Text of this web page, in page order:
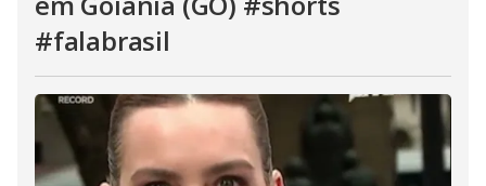
#falabrasil